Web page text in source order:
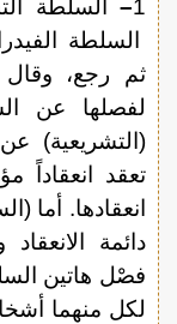
1
– السلطة
السلطة
ثم رجع، وقال
لفصلها عن
(التشريعية)
تعقد انعقاداً
انعقادها. أما
دائمة
فصْل هاتين
لكل منهما